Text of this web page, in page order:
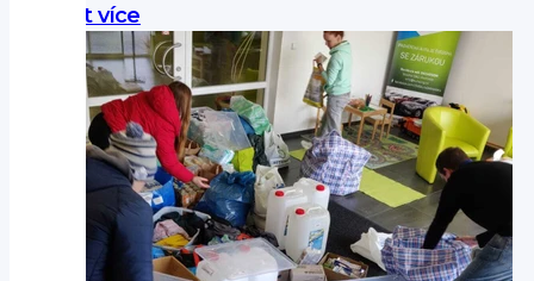
Zjistit více